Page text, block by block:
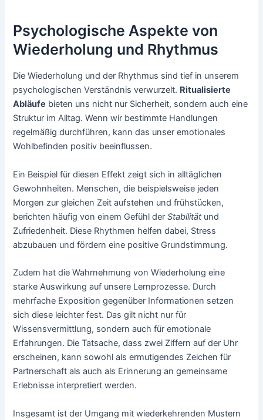
Psychologische Aspekte von
Wiederholung und Rhythmus
Die Wiederholung und der Rhythmus sind tief in unserem
psychologischen Verständnis verwurzelt. Ritualisierte
Abläufe bieten uns nicht nur Sicherheit, sondern auch eine
Struktur im Alltag. Wenn wir bestimmte Handlungen
regelmäßig durchführen, kann das unser emotionales
Wohlbefinden positiv beeinflussen.
Ein Beispiel für diesen Effekt zeigt sich in alltäglichen
Gewohnheiten. Menschen, die beispielsweise jeden
Morgen zur gleichen Zeit aufstehen und frühstücken,
berichten häufig von einem Gefühl derStabilitätund
Zufriedenheit. Diese Rhythmen helfen dabei, Stress
abzubauen und fördern eine positive Grundstimmung.
Zudem hat die Wahrnehmung von Wiederholung eine
starke Auswirkung auf unsere Lernprozesse. Durch
mehrfache Exposition gegenüber Informationen setzen
sich diese leichter fest. Das gilt nicht nur für
Wissensvermittlung, sondern auch für emotionale
Erfahrungen. Die Tatsache, dass zwei Ziffern auf der Uhr
erscheinen, kann sowohl als ermutigendes Zeichen für
Partnerschaft als auch als Erinnerung an gemeinsame
Erlebnisse interpretiert werden.
Insgesamt ist der Umgang mit wiederkehrenden Mustern